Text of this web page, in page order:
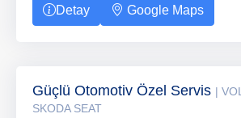
Detay Google Maps
Güçlü Otomotiv Özel Servis |
SKODA SEAT